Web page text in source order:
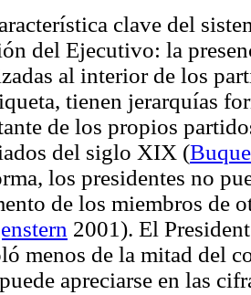
clave del
del Ejecutivo: la
al interior de los
tienen jerarquías
de los propios
del siglo XIX (
los presidentes no
de los miembros de
2001). El
menos de la mitad del
apreciarse en las